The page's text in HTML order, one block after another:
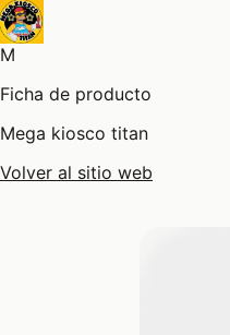
M
Ficha de producto
Mega kiosco titan
Volver al sitio web